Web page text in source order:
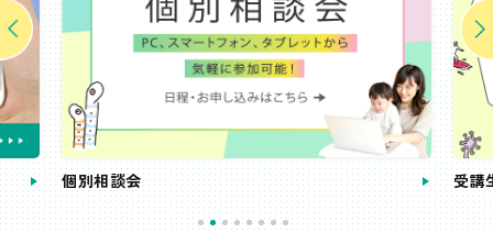
個別相談会 受講